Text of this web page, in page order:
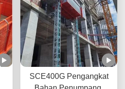
SCE400G Pengangkat